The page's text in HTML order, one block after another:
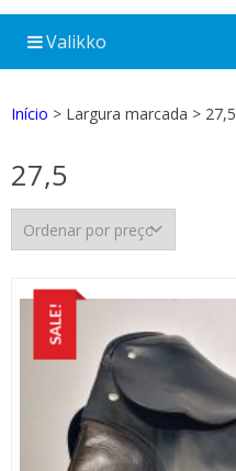
Valikko
Início > Largura marcada > 27,5
27,5
SALE!